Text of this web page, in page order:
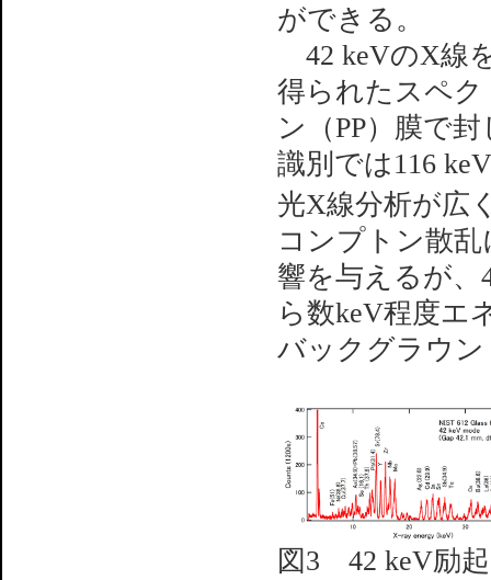
ができる。
42 keVのX線
得られたスペク
ン（PP）膜で
識別では116
光X線分析が広
コンプトン散
響を与えるが、
ら数keV程度エ
バックグラウ
図3 42 keV励